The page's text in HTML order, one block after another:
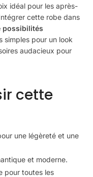
idéal pour les après-
cette robe dans
possibilités
simples pour un look
audacieux pour
cette
une légèreté et une
et moderne.
pour toutes les